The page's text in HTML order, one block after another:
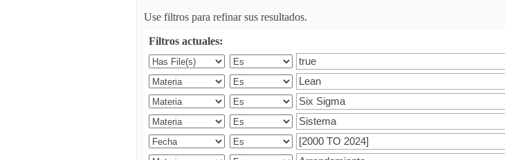
Use filtros para refinar sus resultados.
Filtros actuales: